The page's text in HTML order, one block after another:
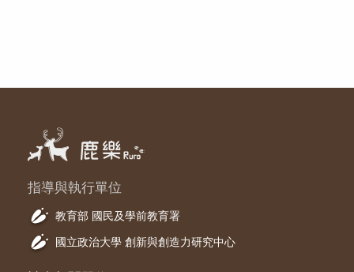
指導與執行單位
教育部 國民及學前教育署
國立政治大學 創新與創造力研究中心